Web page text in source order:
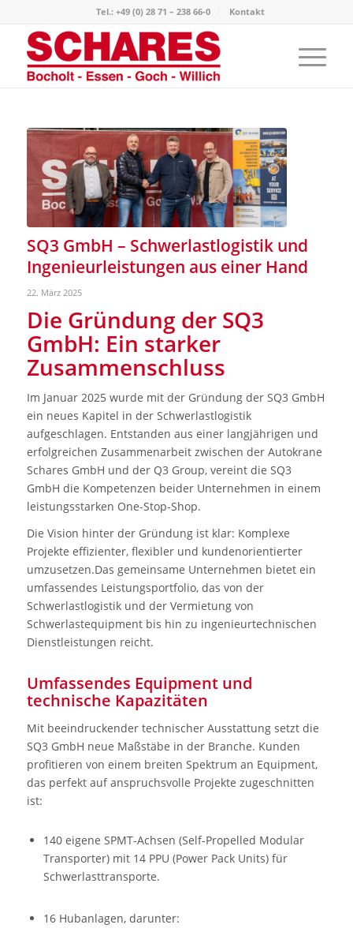
Tel.: +49 (0) 28 71 – 238 66-0 Kontakt
SQ3 GmbH – Schwerlastlogistik und
Ingenieurleistungen aus einer Hand
22. März 2025
Die Gründung der SQ3
GmbH: Ein starker
Zusammenschluss
Im Januar 2025 wurde mit der Gründung der SQ3 GmbH
ein neues Kapitel in der Schwerlastlogistik
aufgeschlagen. Entstanden aus einer langjährigen und
erfolgreichen Zusammenarbeit zwischen der Autokrane
Schares GmbH und der Q3 Group, vereint die SQ3
GmbH die Kompetenzen beider Unternehmen in einem
leistungsstarken One-Stop-Shop.
Die Vision hinter der Gründung ist klar: Komplexe
Projekte effizienter, flexibler und kundenorientierter
umzusetzen.Das gemeinsame Unternehmen bietet ein
umfassendes Leistungsportfolio, das von der
Schwerlastlogistik und der Vermietung von
Schwerlastequipment bis hin zu ingenieurtechnischen
Dienstleistungen reicht.
Umfassendes Equipment und
technische Kapazitäten
Mit beeindruckender technischer Ausstattung setzt die
SQ3 GmbH neue Maßstäbe in der Branche. Kunden
profitieren von einem breiten Spektrum an Equipment,
das perfekt auf anspruchsvolle Projekte zugeschnitten
ist:
140 eigene SPMT-Achsen (Self-Propelled Modular
Transporter) mit 14 PPU (Power Pack Units) für
Schwerlasttransporte.
16 Hubanlagen, darunter: